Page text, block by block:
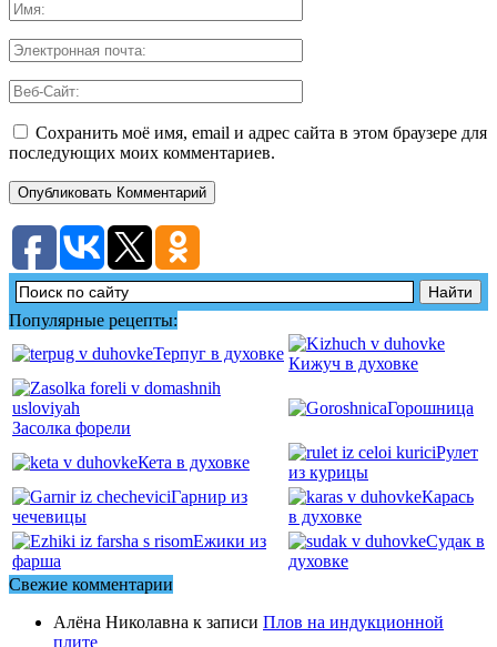
Сохранить моё имя, email и адрес сайта в этом браузере для
последующих моих комментариев.
Популярные рецепты:
Терпуг в духовке
Кижуч в духовке
Засолка форели
Горошница
Кета в духовке
Рулет
из курицы
Гарнир из
чечевицы
Карась
в духовке
Ежики из
фарша
Судак в
духовке
Свежие комментарии
Алёна Николавна к записи Плов на индукционной
плите